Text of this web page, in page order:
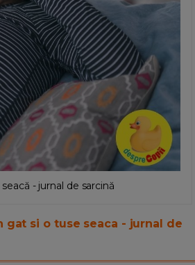
- jurnal de sarcină
gat si o tuse seaca - jurnal de